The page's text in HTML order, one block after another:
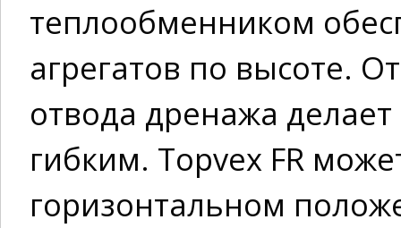
теплообменником
агрегатов по высоте.
отвода дренажа
гибким. Topvex FR
горизонтальном